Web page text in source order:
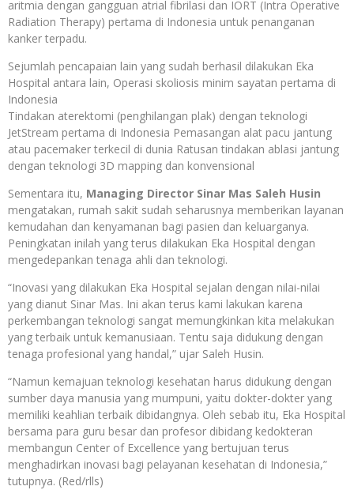
aritmia dengan gangguan atrial fibrilasi dan IORT (Intra Operative
Radiation Therapy) pertama di Indonesia untuk penanganan
kanker terpadu.
Sejumlah pencapaian lain yang sudah berhasil dilakukan Eka
Hospital antara lain, Operasi skoliosis minim sayatan pertama di
Indonesia
Tindakan aterektomi (penghilangan plak) dengan teknologi
JetStream pertama di Indonesia Pemasangan alat pacu jantung
atau pacemaker terkecil di dunia Ratusan tindakan ablasi jantung
dengan teknologi 3D mapping dan konvensional
Sementara itu, Managing Director Sinar Mas Saleh Husin
mengatakan, rumah sakit sudah seharusnya memberikan layanan
kemudahan dan kenyamanan bagi pasien dan keluarganya.
Peningkatan inilah yang terus dilakukan Eka Hospital dengan
mengedepankan tenaga ahli dan teknologi.
“Inovasi yang dilakukan Eka Hospital sejalan dengan nilai-nilai
yang dianut Sinar Mas. Ini akan terus kami lakukan karena
perkembangan teknologi sangat memungkinkan kita melakukan
yang terbaik untuk kemanusiaan. Tentu saja didukung dengan
tenaga profesional yang handal,” ujar Saleh Husin.
“Namun kemajuan teknologi kesehatan harus didukung dengan
sumber daya manusia yang mumpuni, yaitu dokter-dokter yang
memiliki keahlian terbaik dibidangnya. Oleh sebab itu, Eka Hospital
bersama para guru besar dan profesor dibidang kedokteran
membangun Center of Excellence yang bertujuan terus
menghadirkan inovasi bagi pelayanan kesehatan di Indonesia,”
tutupnya. (Red/rlls)